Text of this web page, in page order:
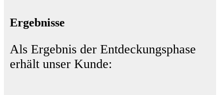
Ergebnisse
Als Ergebnis der Entdeckungsphase
erhält unser Kunde: